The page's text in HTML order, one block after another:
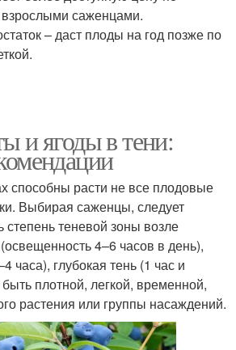
саженцами.
– даст плоды на год позже по
и ягоды в тени:
способны расти не все плодовые
Выбирая саженцы, следует
степень теневой зоны возле
4–6 часов в день),
часа), глубокая тень (1 час и
плотной, легкой, временной,
растения или группы насаждений.